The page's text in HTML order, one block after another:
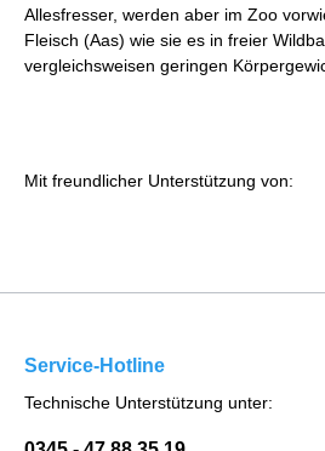
Allesfresser, werden aber im Zoo
Fleisch (Aas) wie sie es in freier
vergleichsweisen geringen
Mit freundlicher Unterstützung von:
Service-Hotline
Technische Unterstützung unter: